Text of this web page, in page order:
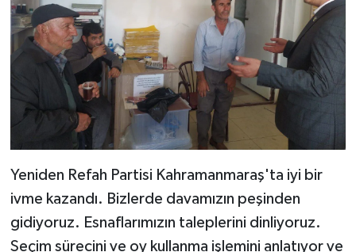
Yeniden Refah Partisi Kahramanmaraş'ta iyi bir
ivme kazandı. Bizlerde davamızın peşinden
gidiyoruz. Esnaflarımızın taleplerini dinliyoruz.
Seçim sürecini ve oy kullanma işlemini anlatıyor ve